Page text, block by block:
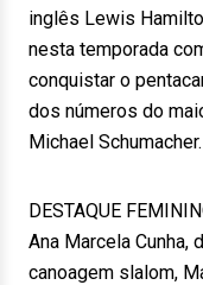
inglês Lewis
nesta temporada
conquistar o
dos números do
Michael Schumacher.
DESTAQUE
Ana Marcela Cunha,
canoagem slalom,